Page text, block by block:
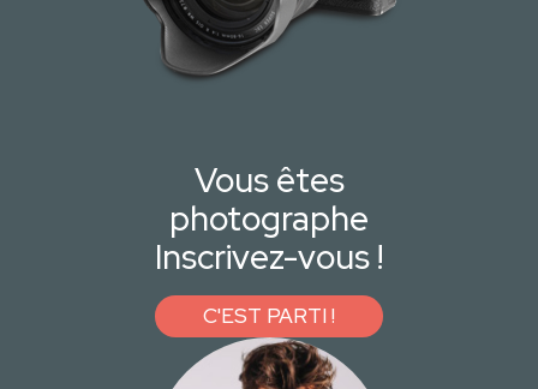
Vous êtes
photographe
Inscrivez-vous !
C'EST PARTI !